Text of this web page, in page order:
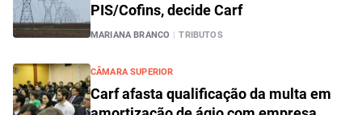
PIS/Cofins, decide Carf
MARIANA BRANCO | TRIBUTOS
CÂMARA SUPERIOR
Carf afasta qualificação da multa em